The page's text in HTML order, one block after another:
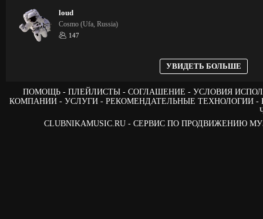
loud
Cosmo (Ufa, Russia)
147
УВИДЕТЬ БОЛЬШЕ
ПОМОЩЬ ПЛЕЙЛИСТЫ СОГЛАШЕНИЕ
УСЛОВИЯ
КОМПАНИИ
УСЛУГИ РЕКОМЕНДАТЕЛЬНЫЕ ТЕХНОЛОГИИ
CLUBNIKAMUSIC.RU - СЕРВИС ПО ПРОДВИЖЕНИЮ